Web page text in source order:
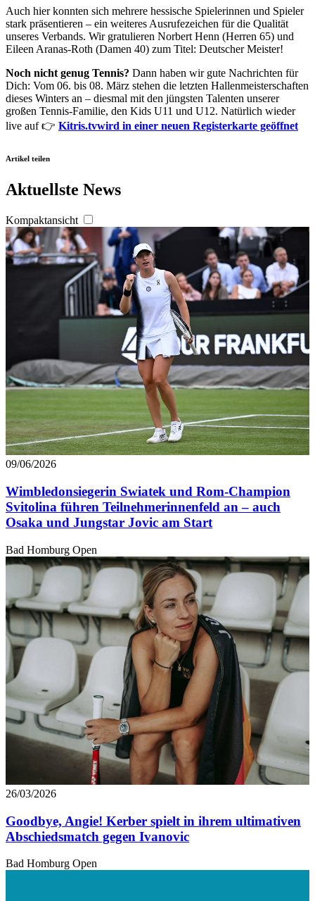
Auch hier konnten sich mehrere hessische Spielerinnen und Spieler
stark präsentieren – ein weiteres Ausrufezeichen für die Qualität
unseres Verbands. Wir gratulieren Norbert Henn (Herren 65) und
Eileen Aranas-Roth (Damen 40) zum Titel: Deutscher Meister!
Noch nicht genug Tennis? Dann haben wir gute Nachrichten für
Dich: Vom 06. bis 08. März stehen die letzten Hallenmeisterschaften
dieses Winters an – diesmal mit den jüngsten Talenten unserer
großen Tennis-Familie, den Kids U11 und U12. Natürlich wieder
live auf 👉 Kitris.tvwird in einer neuen Registerkarte geöffnet
Artikel teilen
Aktuellste News
Kompaktansicht
09/06/2026
Wimbledonsiegerin Swiatek und Rom-Champion
Svitolina führen Teilnehmerinnenfeld an – auch
Osaka und Jungstar Jovic am Start
Bad Homburg Open
26/03/2026
Goodbye, Angie! Kerber spielt in ihrem ultimativen
Abschiedsmatch gegen Ivanovic
Bad Homburg Open